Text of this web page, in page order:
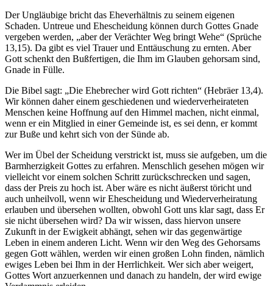
Der Ungläubige bricht das Eheverhältnis zu seinem eigenen
Schaden. Untreue und Ehescheidung können durch Gottes Gnade
vergeben werden, „aber der Verächter Weg bringt Wehe“ (Sprüche
13,15). Da gibt es viel Trauer und Enttäuschung zu ernten. Aber
Gott schenkt den Bußfertigen, die Ihm im Glauben gehorsam sind,
Gnade in Fülle.
Die Bibel sagt: „Die Ehebrecher wird Gott richten“ (Hebräer 13,4).
Wir können daher einem geschiedenen und wiederverheirateten
Menschen keine Hoffnung auf den Himmel machen, nicht einmal,
wenn er ein Mitglied in einer Gemeinde ist, es sei denn, er kommt
zur Buße und kehrt sich von der Sünde ab.
Wer im Übel der Scheidung verstrickt ist, muss sie aufgeben, um die
Barmherzigkeit Gottes zu erfahren. Menschlich gesehen mögen wir
vielleicht vor einem solchen Schritt zurückschrecken und sagen,
dass der Preis zu hoch ist. Aber wäre es nicht äußerst töricht und
auch unheilvoll, wenn wir Ehescheidung und Wiederverheiratung
erlauben und übersehen wollten, obwohl Gott uns klar sagt, dass Er
sie nicht übersehen wird? Da wir wissen, dass hiervon unsere
Zukunft in der Ewigkeit abhängt, sehen wir das gegenwärtige
Leben in einem anderen Licht. Wenn wir den Weg des Gehorsams
gegen Gott wählen, werden wir einen großen Lohn finden, nämlich
ewiges Leben bei Ihm in der Herrlichkeit. Wer sich aber weigert,
Gottes Wort anzuerkennen und danach zu handeln, der wird ewige